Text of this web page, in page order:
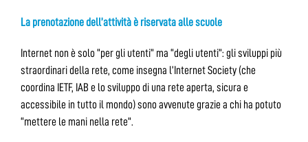
La prenotazione dell’attività è riservata alle scuole
Internet non è solo “per gli utenti” ma “degli utenti”: gli sviluppi più
straordinari della rete, come insegna l’Internet Society (che
coordina IETF, IAB e lo sviluppo di una rete aperta, sicura e
accessibile in tutto il mondo) sono avvenute grazie a chi ha potuto
“mettere le mani nella rete”.